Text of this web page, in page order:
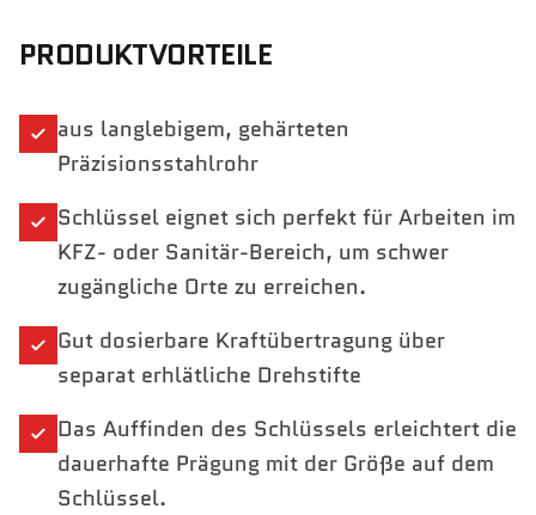
PRODUKTVORTEILE
aus langlebigem, gehärteten
Präzisionsstahlrohr
Schlüssel eignet sich perfekt für Arbeiten im
KFZ- oder Sanitär-Bereich, um schwer
zugängliche Orte zu erreichen.
Gut dosierbare Kraftübertragung über
separat erhlätliche Drehstifte
Das Auffinden des Schlüssels erleichtert die
dauerhafte Prägung mit der Größe auf dem
Schlüssel.